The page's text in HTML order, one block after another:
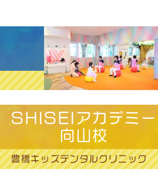
SHISEIアカデミー
向山校
豊橋キッズデンタルクリニック